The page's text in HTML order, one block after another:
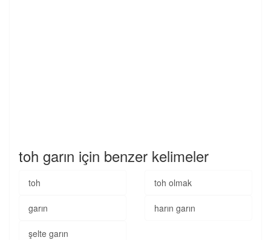
toh garın için benzer kelimeler
toh toh olmak
garın harın garın
şelte garın